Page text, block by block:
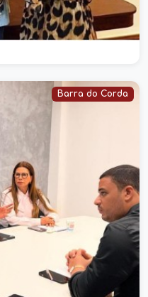
Barra do Corda
e Prefeito
de
demandas